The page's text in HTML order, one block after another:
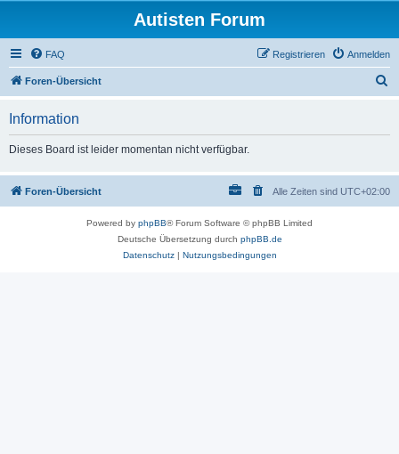
Autisten Forum
FAQ Anmelden
Registrieren
Foren-Übersicht
Information
Dieses Board ist leider momentan nicht verfügbar.
Foren-Übersicht Alle Zeiten sind UTC+02:00
Powered by phpBB® Forum Software © phpBB Limited
Deutsche Übersetzung durch phpBB.de
Datenschutz| Nutzungsbedingungen